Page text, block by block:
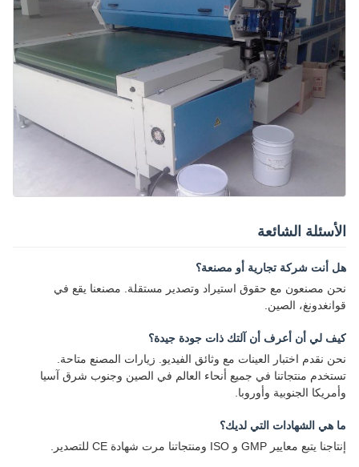
الأسئلة الشائعة
هل أنت شركة تجارية أو مصنعة؟
نحن مصنعون مع حقوق استيراد وتصدير مستقلة. مصنعنا يقع في
قوانغدونغ، الصين.
كيف لي أن أعرف أن آلتك ذات جودة جيدة؟
نحن نقدم اختبار العينات مع وثائق الفيديو. زيارات المصنع متاحة.
تستخدم منتجاتنا في جميع أنحاء العالم في الصين وجنوب شرق آسيا
وأمريكا الجنوبية وأوروبا.
ما هي الشهادات التي لديك؟
إنتاجنا يتبع معايير GMP و ISO ومنتجاتنا مرت شهادة CE للتصدير.